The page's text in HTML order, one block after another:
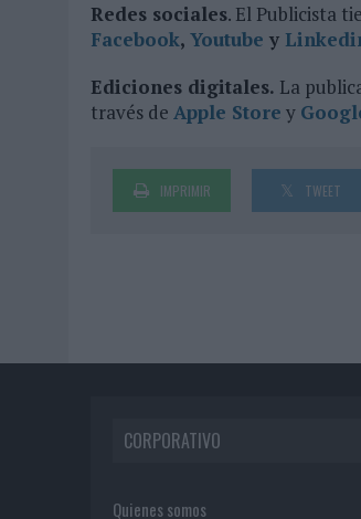
Redes sociales. El Publicista
Facebook, Youtube y
Ediciones digitales. La
través de Apple Store y
IMPRIMIR TWEET
CORPORATIVO
Quienes somos